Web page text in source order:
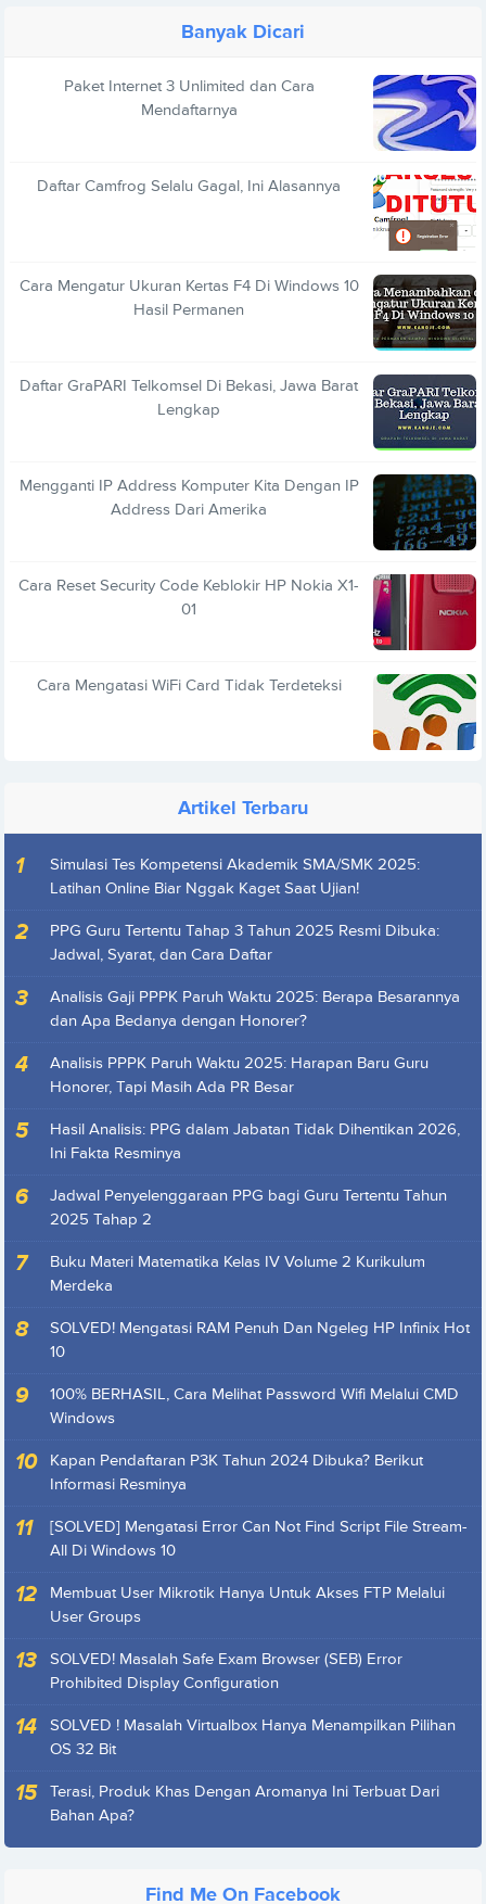
Banyak Dicari
Paket Internet 3 Unlimited dan Cara
Mendaftarnya
Daftar Camfrog Selalu Gagal, Ini Alasannya
Cara Mengatur Ukuran Kertas F4 Di Windows 10
Hasil Permanen
Daftar GraPARI Telkomsel Di Bekasi, Jawa Barat
Lengkap
Mengganti IP Address Komputer Kita Dengan IP
Address Dari Amerika
Cara Reset Security Code Keblokir HP Nokia X1-
01
Cara Mengatasi WiFi Card Tidak Terdeteksi
Artikel Terbaru
Simulasi Tes Kompetensi Akademik SMA/SMK 2025:
Latihan Online Biar Nggak Kaget Saat Ujian!
PPG Guru Tertentu Tahap 3 Tahun 2025 Resmi Dibuka:
Jadwal, Syarat, dan Cara Daftar
Analisis Gaji PPPK Paruh Waktu 2025: Berapa Besarannya
dan Apa Bedanya dengan Honorer?
Analisis PPPK Paruh Waktu 2025: Harapan Baru Guru
Honorer, Tapi Masih Ada PR Besar
Hasil Analisis: PPG dalam Jabatan Tidak Dihentikan 2026,
Ini Fakta Resminya
Jadwal Penyelenggaraan PPG bagi Guru Tertentu Tahun
2025 Tahap 2
Buku Materi Matematika Kelas IV Volume 2 Kurikulum
Merdeka
SOLVED! Mengatasi RAM Penuh Dan Ngeleg HP Infinix Hot
10
100% BERHASIL, Cara Melihat Password Wifi Melalui CMD
Windows
Kapan Pendaftaran P3K Tahun 2024 Dibuka? Berikut
Informasi Resminya
[SOLVED] Mengatasi Error Can Not Find Script File Stream-
All Di Windows 10
Membuat User Mikrotik Hanya Untuk Akses FTP Melalui
User Groups
SOLVED! Masalah Safe Exam Browser (SEB) Error
Prohibited Display Configuration
SOLVED ! Masalah Virtualbox Hanya Menampilkan Pilihan
OS 32 Bit
Terasi, Produk Khas Dengan Aromanya Ini Terbuat Dari
Bahan Apa?
Find Me On Facebook